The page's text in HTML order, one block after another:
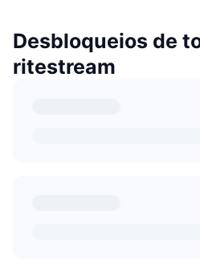
Desbloqueios de
ritestream